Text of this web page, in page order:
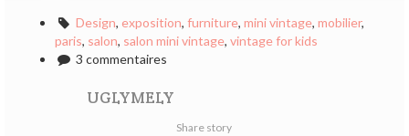
Design, exposition, furniture, mini vintage, mobilier,
paris, salon, salon mini vintage, vintage for kids
3 commentaires
UGLYMELY
Share story